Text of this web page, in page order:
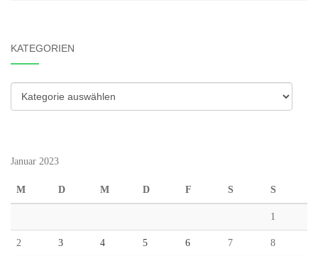
KATEGORIEN
Kategorien
Januar 2023
M D M D F S S
1
2 3 4 5 6 7 8